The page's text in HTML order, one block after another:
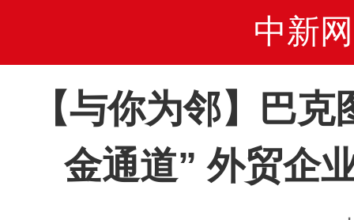
中新网
【与你为邻】巴
金通道” 外贸企